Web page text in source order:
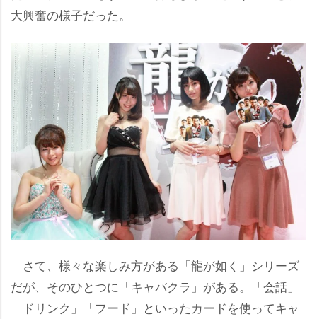
大興奮の様子だった。
さて、様々な楽しみ方がある「龍が如く」シリーズ
だが、そのひとつに「キャバクラ」がある。「会話」
「ドリンク」「フード」といったカードを使ってキャ